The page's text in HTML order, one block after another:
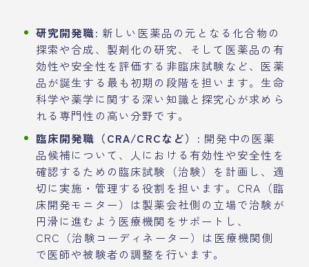
研究開発職: 新しい医薬品の元となる化合物の
探索や合成、製剤化の研究、そして医薬品の有
効性や安全性を評価する非臨床試験など、医薬
品が誕生する最も初期の段階を担います。生命
科学や薬学に関する深い知識と探究心が求めら
れる専門性の高い分野です。
臨床開発職（CRA/CRCなど）: 開発中の医薬
品候補について、人における有効性や安全性を
確認するための臨床試験（治験）を計画し、適
切に実施・管理する役割を担います。CRA（臨
床開発モニター）は製薬会社側の立場で治験が
円滑に進むよう医療機関をサポートし、
CRC（治験コーディネーター）は医療機関側
で医師や被験者の調整を行います。